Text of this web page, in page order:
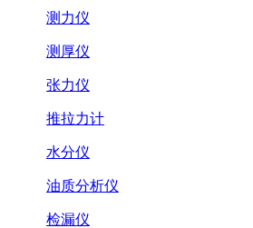
测力仪
测厚仪
张力仪
推拉力计
水分仪
油质分析仪
检漏仪